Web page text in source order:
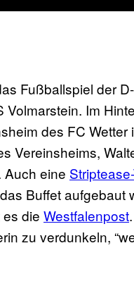
Fußballspiel der
Im
des FC Wetter
Vereinsheims,
eine
Buffet aufgebaut
die Westfalenpost
zu verdunkeln,